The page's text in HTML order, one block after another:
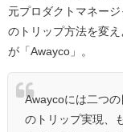
元プロダクトマネー
のトリップ方法を変
が「Awayco」。
Awaycoには二つ
のトリップ実現、